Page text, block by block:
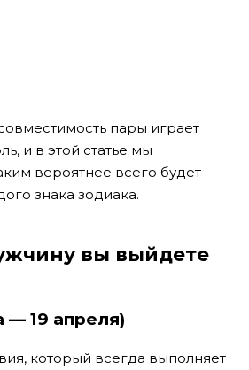
пары играет
и в этой статье мы
вероятнее всего будет
знака зодиака.
вы выйдете
— 19 апреля)
который всегда выполняет